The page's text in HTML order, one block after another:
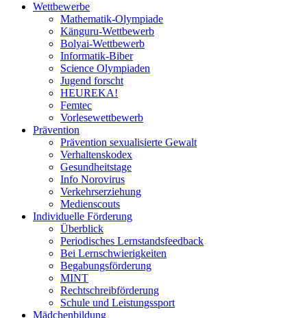
Wettbewerbe
Mathematik-Olympiade
Känguru-Wettbewerb
Bolyai-Wettbewerb
Informatik-Biber
Science Olympiaden
Jugend forscht
HEUREKA!
Femtec
Vorlesewettbewerb
Prävention
Prävention sexualisierte Gewalt
Verhaltenskodex
Gesundheitstage
Info Norovirus
Verkehrserziehung
Medienscouts
Individuelle Förderung
Überblick
Periodisches Lernstandsfeedback
Bei Lernschwierigkeiten
Begabungsförderung
MINT
Rechtschreibförderung
Schule und Leistungssport
Mädchenbildung